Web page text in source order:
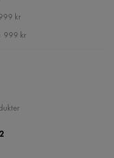
kr
999 kr
2